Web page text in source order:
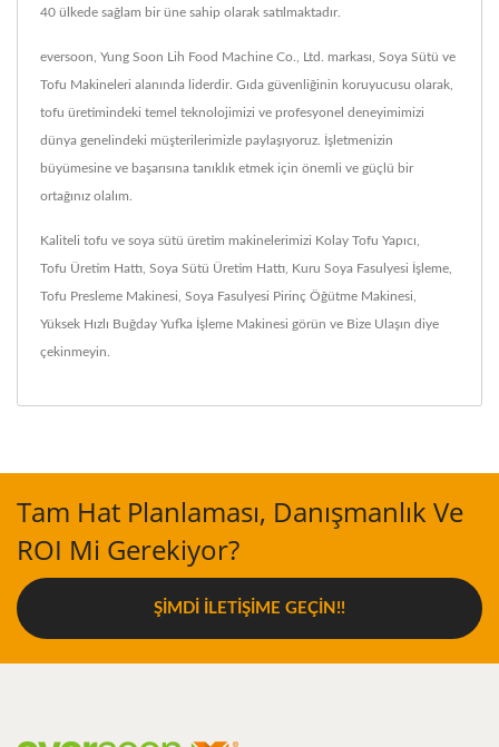
40 ülkede sağlam bir üne sahip olarak satılmaktadır.
eversoon, Yung Soon Lih Food Machine Co., Ltd. markası, Soya Sütü ve
Tofu Makineleri alanında liderdir. Gıda güvenliğinin koruyucusu olarak,
tofu üretimindeki temel teknolojimizi ve profesyonel deneyimimizi
dünya genelindeki müşterilerimizle paylaşıyoruz. İşletmenizin
büyümesine ve başarısına tanıklık etmek için önemli ve güçlü bir
ortağınız olalım.
Kaliteli tofu ve soya sütü üretim makinelerimizi Kolay Tofu Yapıcı
Tofu Üretim Hattı Soya Sütü Üretim Hattı Kuru Soya Fasulyesi İşleme
Tofu Presleme Makinesi Soya Fasulyesi Pirinç Öğütme Makinesi
Yüksek Hızlı Buğday Yufka İşleme Makinesi görün ve Bize Ulaşın diye
çekinmeyin.
Tam Hat Planlaması, Danışmanlık Ve
ROI Mi Gerekiyor?
ŞIMDI İLETIŞIME GEÇIN!!